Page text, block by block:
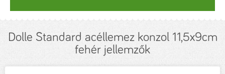
Dolle Standard acéllemez konzol 11,5x9cm
fehér jellemzők